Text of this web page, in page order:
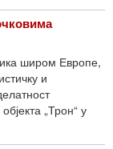
широм Европе,
и
„Трон“ у